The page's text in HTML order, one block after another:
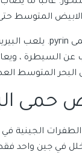
الابيض المتوسط
عن السيطرة ،
البحر المتوسط
حمى
الجينية